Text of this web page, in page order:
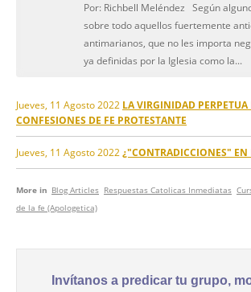
Por: Richbell Meléndez Según
sobre todo aquellos fuertemente
antimarianos, que no les importa
ya definidas por la Iglesia como la...
Jueves, 11 Agosto 2022 LA VIRGINIDAD PERPETUA
CONFESIONES DE FE PROTESTANTE
Jueves, 11 Agosto 2022 ¿"CONTRADICCIONES" EN
More in Blog Articles Respuestas Catolicas Inmediatas
de la fe (Apologetica)
Invítanos a predicar tu grupo,